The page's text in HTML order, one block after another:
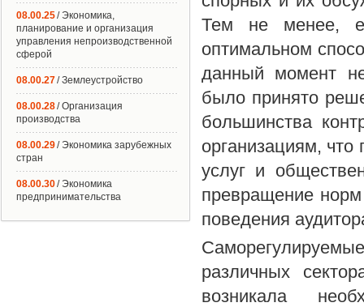
Тем не менее,
оптимальном
данный момент
было принято
большинства
организациям, что
услуг и
превращение
поведения
различных
возникала
08.00.25/ Экономика,
планирование и организация
управления непроизводственной
сферой
08.00.27/ Землеустройство
08.00.28/ Организация
производства
08.00.29/ Экономика зарубежных
стран
08.00.30/ Экономика
предпринимательства